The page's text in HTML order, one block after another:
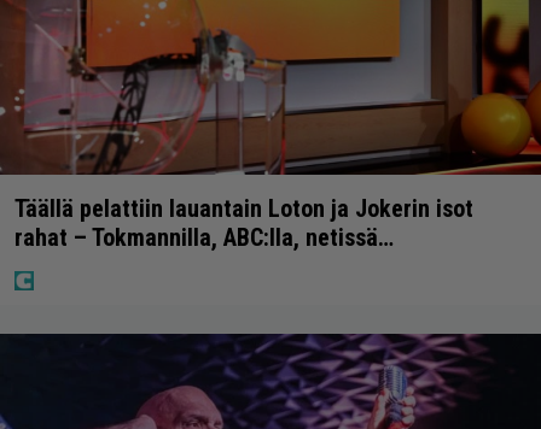
Täällä pelattiin lauantain Loton ja Jokerin isot
rahat – Tokmannilla, ABC:lla, netissä…